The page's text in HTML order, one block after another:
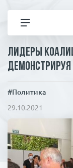
Все
Лидеры
#Политика
29.10.2021